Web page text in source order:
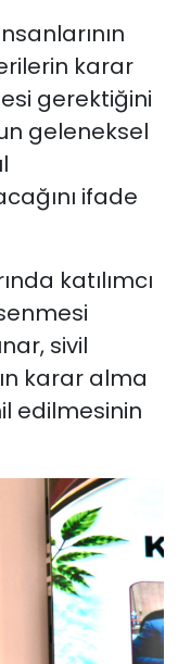
karar
gerektiğini
geleneksel
ifade
katılımcı
sivil
karar alma
edilmesinin